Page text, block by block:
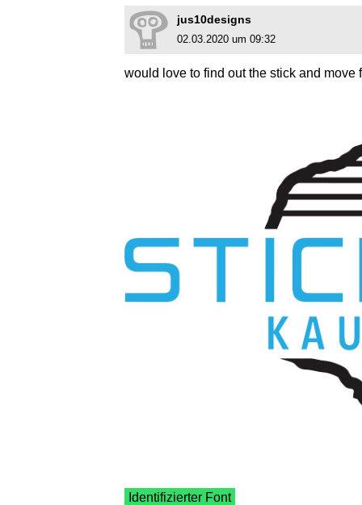
jus10designs
02.03.2020 um 09:32
would love to find out the stick and move
Identifizierter Font